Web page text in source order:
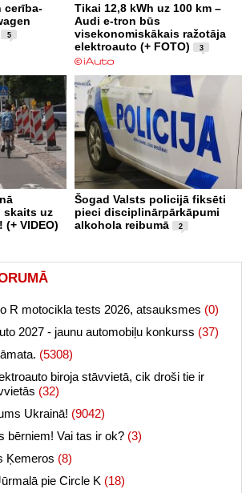
cerība-
5
Tikai 12,8 kWh uz 100 km –
Audi e-tron būs
visekonomiskākais ražotāja
elektroauto (+ FOTO)
3
skaits uz
VIDEO)
Šogad Valsts policijā fiksēti
pieci disciplinārpārkāpumi
alkohola reibumā
2
R motocikla tests 2026, atsauksmes (0)
2027 - jaunu automobiļu konkurss (37)
(5308)
biroja stāvvietā, cik droši tie ir
(32)
Ukrainā! (9042)
bērniem! Vai tas ir ok? (3)
Ķemeros (8)
pie Circle K (18)